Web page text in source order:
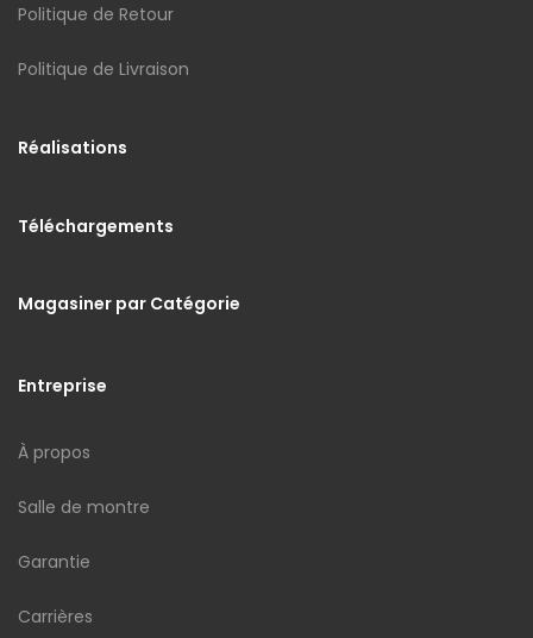
Politique de Retour
Politique de Livraison
Réalisations
Téléchargements
Magasiner par Catégorie
Entreprise
À propos
Salle de montre
Garantie
Carrières